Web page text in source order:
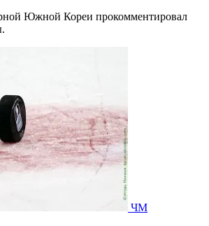
Южной Кореи прокомментировал
ЧМ